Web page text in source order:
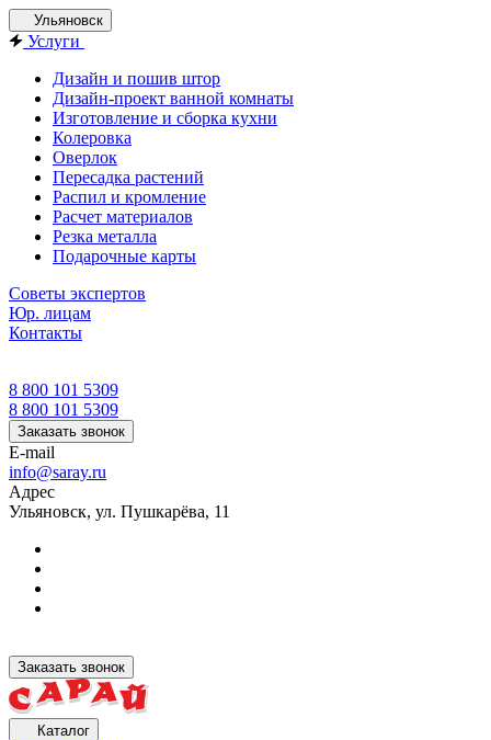
Ульяновск
Услуги
Дизайн и пошив штор
Дизайн-проект ванной комнаты
Изготовление и сборка кухни
Колеровка
Оверлок
Пересадка растений
Распил и кромление
Расчет материалов
Резка металла
Подарочные карты
Советы экспертов
Юр. лицам
Контакты
8 800 101 5309
8 800 101 5309
Заказать звонок
E-mail
info@saray.ru
Адрес
Ульяновск, ул. Пушкарёва, 11
Заказать звонок
Каталог